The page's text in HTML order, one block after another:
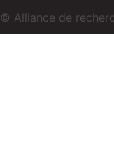
© Alliance de